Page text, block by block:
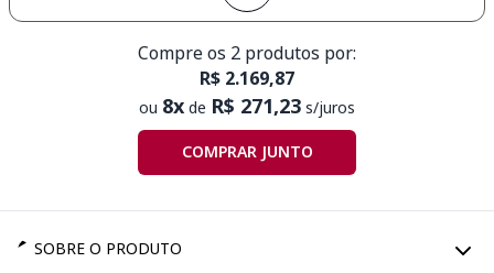
Compre os 2 produtos por:
R$ 2.169,87
ou 8x de R$ 271,23 s/juros
COMPRAR JUNTO
SOBRE O PRODUTO